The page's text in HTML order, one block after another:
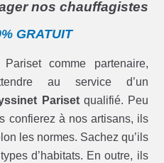
nos chauffagistes
GRATUIT
comme partenaire,
au service d’un
Parisetqualifié. Peu
confierez à nos artisans, ils
les normes. Sachez qu’ils
d’habitats. En outre, ils